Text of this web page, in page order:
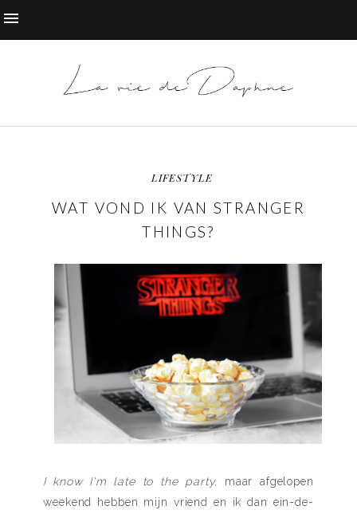
LIFESTYLE
WAT VOND IK VAN STRANGER
THINGS?
I know I'm late to the party, maar afgelopen
weekend hebben mijn vriend en ik dan ein-de-